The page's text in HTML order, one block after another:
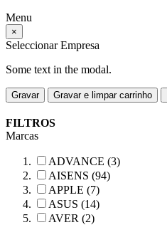
Menu
×
Seleccionar Empresa
Some text in the modal.
Gravar Gravar e limpar carrinho
FILTROS
Marcas
ADVANCE (3)
AISENS (94)
APPLE (7)
ASUS (14)
AVER (2)